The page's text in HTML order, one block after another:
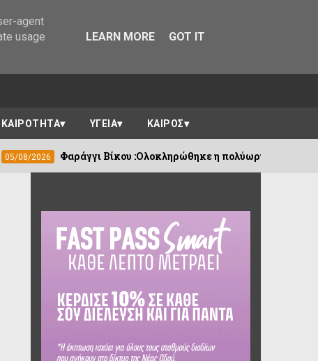
ΥΓΕΙΑ ΚΑΙΡΟΣ
Βίκου :Ολοκληρώθηκε η πολύωρη επιχείρηση για τη
agent
usage
LEARN MORE GOT IT